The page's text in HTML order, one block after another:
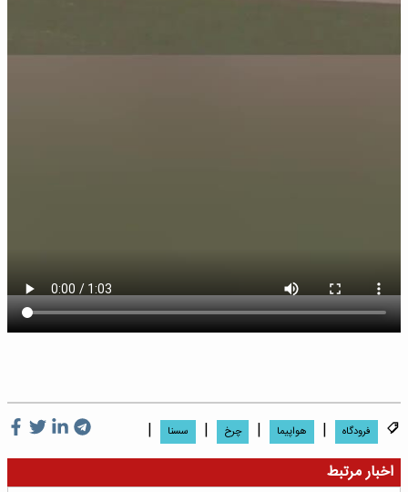
فرودگاه | هواپیما | چرخ | سسنا
|
اخبار مرتبط